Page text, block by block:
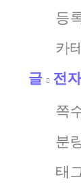
등
카
글
전
쪽
분
태